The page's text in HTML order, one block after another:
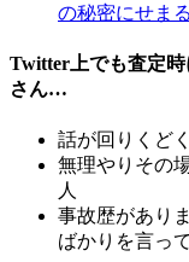
の秘密にせまる
Twitter上でも査定時
さん…
話が回りくど
無理やりその
人
事故歴があり
ばかりを言っ